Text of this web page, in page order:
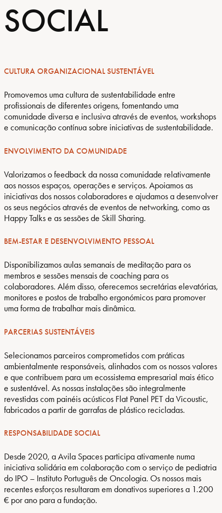
SOCIAL
CULTURA ORGANIZACIONAL SUSTENTÁVEL
Promovemos uma cultura de sustentabilidade entre
profissionais de diferentes origens, fomentando uma
comunidade diversa e inclusiva através de eventos, workshops
e comunicação contínua sobre iniciativas de sustentabilidade.
ENVOLVIMENTO DA COMUNIDADE
Valorizamos o feedback da nossa comunidade relativamente
aos nossos espaços, operações e serviços. Apoiamos as
iniciativas dos nossos colaboradores e ajudamos a desenvolver
os seus negócios através de eventos de networking, como as
Happy Talks e as sessões de Skill Sharing.
BEM-ESTAR E DESENVOLVIMENTO PESSOAL
Disponibilizamos aulas semanais de meditação para os
membros e sessões mensais de coaching para os
colaboradores. Além disso, oferecemos secretárias elevatórias,
monitores e postos de trabalho ergonómicos para promover
uma forma de trabalhar mais dinâmica.
PARCERIAS SUSTENTÁVEIS
Selecionamos parceiros comprometidos com práticas
ambientalmente responsáveis, alinhados com os nossos valores
e que contribuem para um ecossistema empresarial mais ético
e sustentável. As nossas instalações são integralmente
revestidas com painéis acústicos Flat Panel PET da Vicoustic,
fabricados a partir de garrafas de plástico recicladas.
RESPONSABILIDADE SOCIAL
Desde 2020, a Avila Spaces participa ativamente numa
iniciativa solidária em colaboração com o serviço de pediatria
do IPO – Instituto Português de Oncologia. Os nossos mais
recentes esforços resultaram em donativos superiores a 1.200
€ por ano para a fundação.